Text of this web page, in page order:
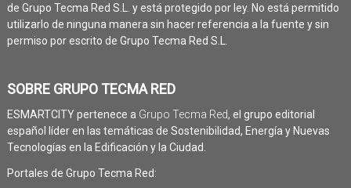
de Grupo Tecma Red S.L. y está protegido por ley. No está permitido
utilizarlo de ninguna manera sin hacer referencia a la fuente y sin
permiso por escrito de Grupo Tecma Red S.L.
SOBRE GRUPO TECMA RED
ESMARTCITY pertenece a Grupo Tecma Red, el grupo editorial
español líder en las temáticas de Sostenibilidad, Energía y Nuevas
Tecnologías en la Edificación y la Ciudad.
Portales de Grupo Tecma Red: